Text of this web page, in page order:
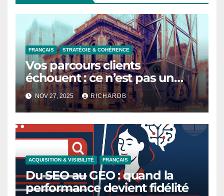
FRANÇAIS STRATÉGIE & COHÉRENCE
Vos parcours clients
échouent : ce n’est pas un
problème de design, c’est un
problème de temps
NOV 27, 2025 RICHARDB
ACQUISITION & VISIBILITÉ FRANÇAIS
Du SEO au GEO : quand la
performance devient fidélité